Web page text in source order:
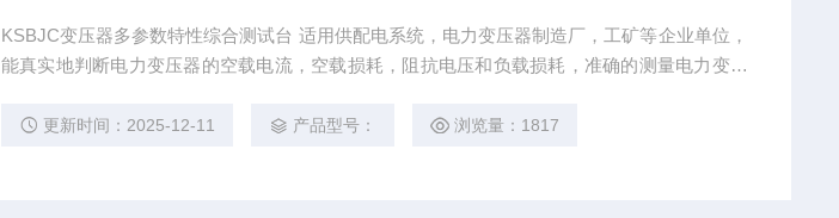
KSBJC变压器多参数特性综合测试台 适用供配电系统，电力变压器制造厂，工矿等企业单位，
能真实地判断电力变压器的空载电流，空载损耗，阻抗电压和负载损耗，准确的测量电力变压
测试项目 变压器变比测试/直流电阻测试/空载损耗测试/负载损耗测试/交流耐压测试/感应高压测更新时间：2025-12-11 产品型号： 浏览量：1817